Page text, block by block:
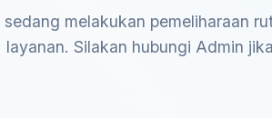
sedang melakukan pemeliharaan
layanan. Silakan hubungi Admin